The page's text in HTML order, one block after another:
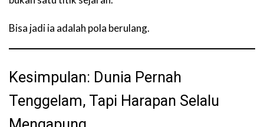
Bisa jadi ia adalah pola berulang.
Kesimpulan: Dunia Pernah
Tenggelam, Tapi Harapan Selalu